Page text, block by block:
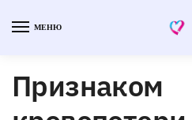
МЕНЮ
Признаком